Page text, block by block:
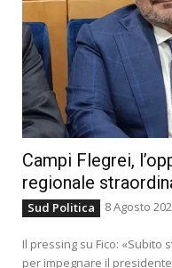
Campi Flegrei,
regionale
Sud Politica 8 Agosto
Il pressing su Fico: «Subito
per impegnare il